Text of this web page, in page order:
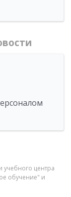
учебного центра
обучение" и